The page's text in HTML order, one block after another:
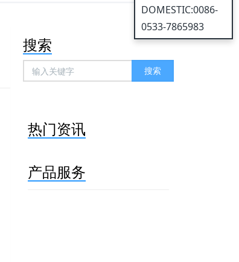
搜索
搜索
热门资讯
产品服务
DOMESTIC:0086-
0533-7865983